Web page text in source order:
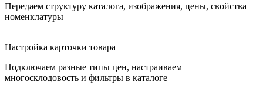
Передаем структуру каталога, изображения, цены, свойства
номенклатуры
Настройка карточки товара
Подключаем разные типы цен, настраиваем
многосклодовость и фильтры в каталоге